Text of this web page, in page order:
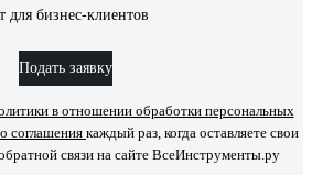
для бизнес-клиентов
Подать заявку
в отношении обработки персональных
соглашения каждый раз, когда оставляете свои
связи на сайте ВсеИнструменты.ру